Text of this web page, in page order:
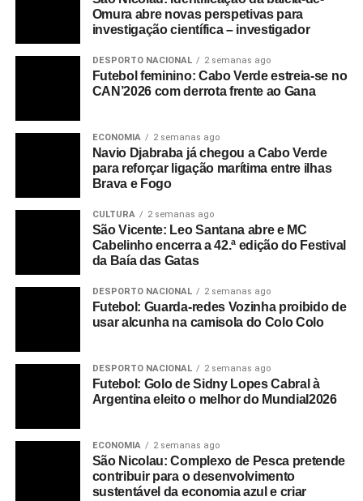
Fonte: Inforpress
RELATED TOPICS:
Jovane Cabral reforça o Grémio (Brasil) após
deixar o Estrela da Amadora
Mundial 2026: Cabo Verde surpreende Uruguai no
empate a 2-2 e espreita passagem à segunda fase
Omura abre novas perspetivas para
investigação científica – investigador
DESPORTO NACIONAL 2 semanas ago
Futebol feminino: Cabo Verde estreia-se no
CAN’2026 com derrota frente ao Gana
ECONOMIA 2 semanas ago
Navio Djabraba já chegou a Cabo Verde
para reforçar ligação marítima entre ilhas
Brava e Fogo
CULTURA 2 semanas ago
São Vicente: Leo Santana abre e MC
Cabelinho encerra a 42.ª edição do Festival
da Baía das Gatas
DESPORTO NACIONAL 2 semanas ago
Futebol: Guarda-redes Vozinha proibido de
usar alcunha na camisola do Colo Colo
DESPORTO NACIONAL 2 semanas ago
Futebol: Golo de Sidny Lopes Cabral à
Argentina eleito o melhor do Mundial2026
ECONOMIA 2 semanas ago
São Nicolau: Complexo de Pesca pretende
contribuir para o desenvolvimento
sustentável da economia azul e criar